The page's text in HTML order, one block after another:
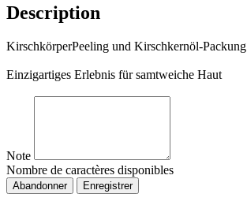
Description
KirschkörperPeeling und Kirschkernöl-Packung
Einzigartiges Erlebnis für samtweiche Haut
Note
Nombre de caractères disponibles
Abandonner Enregistrer